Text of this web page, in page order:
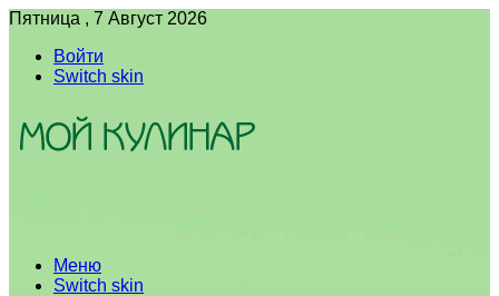
Пятница , 7 Август 2026
Войти
Switch skin
Меню
Switch skin